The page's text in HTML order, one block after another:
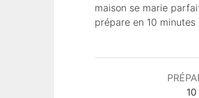
maison se marie
prépare en 10
10